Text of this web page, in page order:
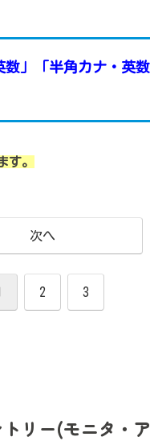
数」「半角カナ・英
す。
次へ
2 3
リー(モニタ・